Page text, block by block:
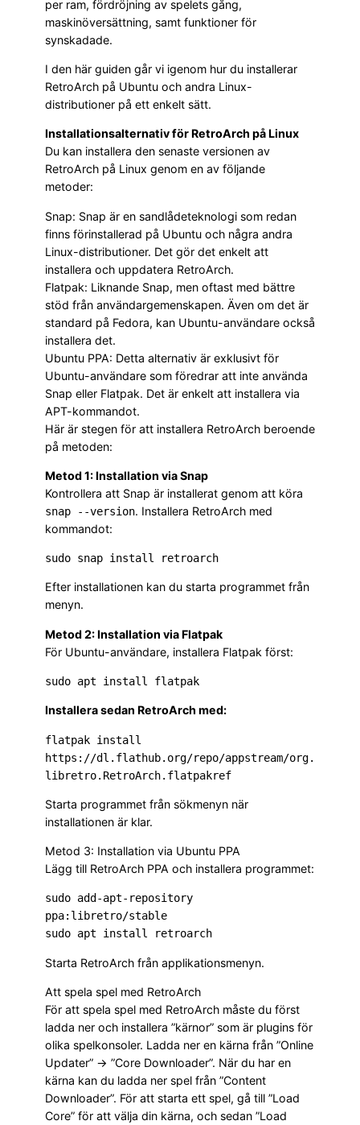
per ram, fördröjning av spelets gång,
maskinöversättning, samt funktioner för
synskadade.
I den här guiden går vi igenom hur du installerar
RetroArch på Ubuntu och andra Linux-
distributioner på ett enkelt sätt.
Installationsalternativ för RetroArch på Linux
Du kan installera den senaste versionen av
RetroArch på Linux genom en av följande
metoder:
Snap: Snap är en sandlådeteknologi som redan
finns förinstallerad på Ubuntu och några andra
Linux-distributioner. Det gör det enkelt att
installera och uppdatera RetroArch.
Flatpak: Liknande Snap, men oftast med bättre
stöd från användargemenskapen. Även om det är
standard på Fedora, kan Ubuntu-användare också
installera det.
Ubuntu PPA: Detta alternativ är exklusivt för
Ubuntu-användare som föredrar att inte använda
Snap eller Flatpak. Det är enkelt att installera via
APT-kommandot.
Här är stegen för att installera RetroArch beroende
på metoden:
Metod 1: Installation via Snap
Kontrollera att Snap är installerat genom att köra
snap --version. Installera RetroArch med
kommandot:
sudo snap install retroarch
Efter installationen kan du starta programmet från
menyn.
Metod 2: Installation via Flatpak
För Ubuntu-användare, installera Flatpak först:
sudo apt install flatpak
Installera sedan RetroArch med:
flatpak install
https://dl.flathub.org/repo/appstream/org.
libretro.RetroArch.flatpakref
Starta programmet från sökmenyn när
installationen är klar.
Metod 3: Installation via Ubuntu PPA
Lägg till RetroArch PPA och installera programmet:
sudo add-apt-repository
ppa:libretro/stable
sudo apt install retroarch
Starta RetroArch från applikationsmenyn.
Att spela spel med RetroArch
För att spela spel med RetroArch måste du först
ladda ner och installera ”kärnor” som är plugins för
olika spelkonsoler. Ladda ner en kärna från ”Online
Updater” -> ”Core Downloader”. När du har en
kärna kan du ladda ner spel från ”Content
Downloader”. För att starta ett spel, gå till ”Load
Core” för att välja din kärna, och sedan ”Load